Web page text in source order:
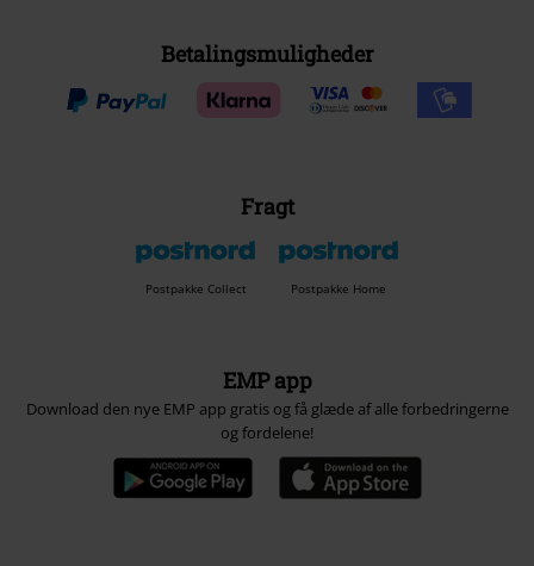
Betalingsmuligheder
Fragt
Postpakke Collect Postpakke Home
EMP app
Download den nye EMP app gratis og få glæde af alle forbedringerne
og fordelene!